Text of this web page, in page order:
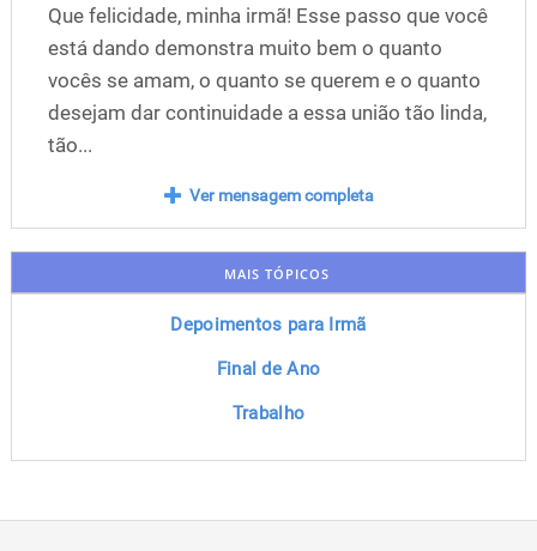
Que felicidade, minha irmã! Esse passo que você
está dando demonstra muito bem o quanto
vocês se amam, o quanto se querem e o quanto
desejam dar continuidade a essa união tão linda,
tão...
Ver mensagem completa
MAIS TÓPICOS
Depoimentos para Irmã
Final de Ano
Trabalho